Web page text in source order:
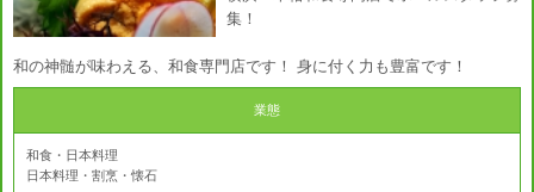
集！
和の神髄が味わえる、和食専門店です！ 身に付く力も豊富です！
業態
和食・日本料理
日本料理・割烹・懐石